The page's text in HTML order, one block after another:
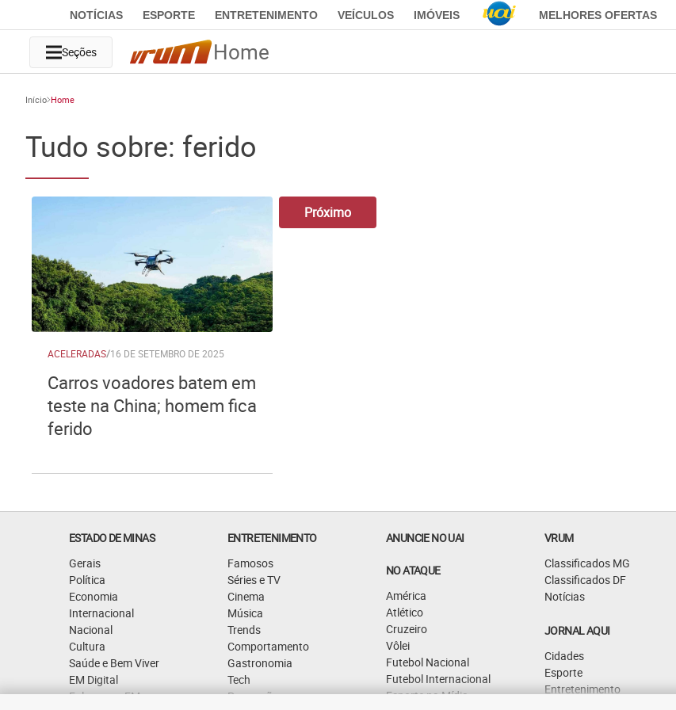
NOTÍCIAS ESPORTE ENTRETENIMENTO VEÍCULOS IMÓVEIS MELHORES OFERTAS
Seções Home
Início Home
Tudo sobre: ferido
ACELERADAS/16 DE SETEMBRO DE 2025
Carros voadores batem em
teste na China; homem fica
ferido
Próximo
ESTADO DE MINAS
Gerais
Política
Economia
Internacional
Nacional
Cultura
Saúde e Bem Viver
EM Digital
Fale com o EM
ENTRETENIMENTO
Famosos
Séries e TV
Cinema
Música
Trends
Comportamento
Gastronomia
Tech
Promoções
ANUNCIE NO UAI
NO ATAQUE
América
Atlético
Cruzeiro
Vôlei
Futebol Nacional
Futebol Internacional
Esporte na Mídia
VRUM
Classificados MG
Classificados DF
Notícias
JORNAL AQUI
Cidades
Esporte
Entretenimento